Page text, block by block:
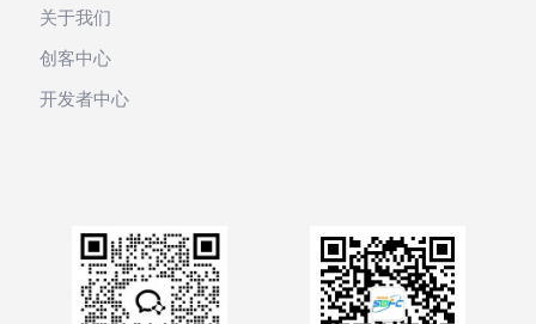
关于我们
创客中心
开发者中心